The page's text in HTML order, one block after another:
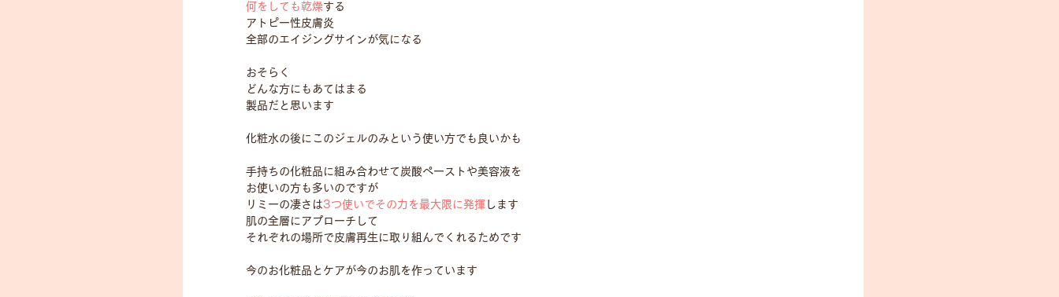
何をしても乾燥する
アトピー性皮膚炎
全部のエイジングサインが気になる
おそらく
どんな方にもあてはまる
製品だと思います
化粧水の後にこのジェルのみという使い方でも良いかも
手持ちの化粧品に組み合わせて炭酸ペーストや美容液を
お使いの方も多いのですが
リミーの凄さは3つ使いでその力を最大限に発揮 します
肌の全層にアプローチして
それぞれの場所で皮膚再生に取り組んでくれるためです
今のお化粧品とケアが今のお肌を作っています